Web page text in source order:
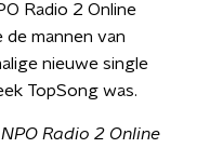
Radio 2 Online
de mannen van
nieuwe single
TopSong was.
Radio 2 Online